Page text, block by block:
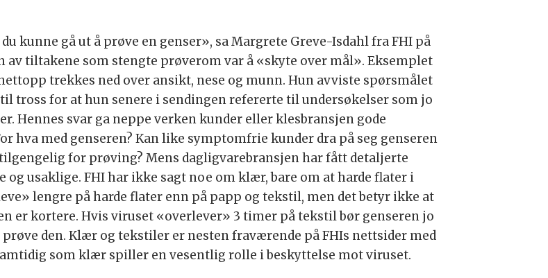
kunne gå ut å prøve en genser», sa Margrete Greve-Isdahl fra FHI på
av tiltakene som stengte prøverom var å «skyte over mål». Eksemplet
trekkes ned over ansikt, nese og munn. Hun avviste spørsmålet
tross for at hun senere i sendingen refererte til undersøkelser som jo
svar ga neppe verken kunder eller klesbransjen gode
hva med genseren? Kan like symptomfrie kunder dra på seg genseren
for prøving? Mens dagligvarebransjen har fått detaljerte
usaklige. FHI har ikke sagt noe om klær, bare om at harde flater i
lengre på harde flater enn på papp og tekstil, men det betyr ikke at
er kortere. Hvis viruset «overlever» 3 timer på tekstil bør genseren jo
den. Klær og tekstiler er nesten fraværende på FHIs nettsider med
som klær spiller en vesentlig rolle i beskyttelse mot viruset.